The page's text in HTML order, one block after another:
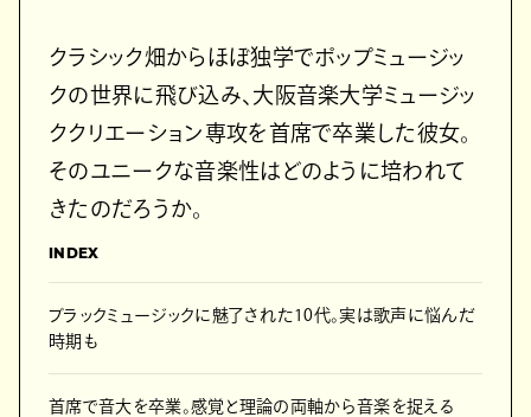
クラシック畑からほぼ独学でポップミュージッ
クの世界に飛び込み、大阪音楽大学ミュージッ
ククリエーション専攻を首席で卒業した彼女。
そのユニークな音楽性はどのように培われて
きたのだろうか。
INDEX
ブラックミュージックに魅了された10代。実は歌声に悩んだ
時期も
首席で音大を卒業。感覚と理論の両軸から音楽を捉える